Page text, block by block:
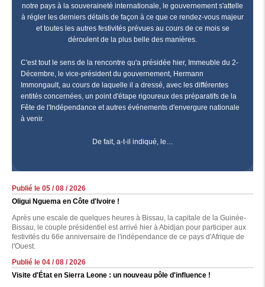
notre pays à la souveraineté internationale, le gouvernement s'attelle
à régler les derniers détails de façon à ce que ce rendez-vous majeur
et toutes les autres festivités prévues au cours de ce mois se
déroulent de la plus belle des manières.
C'est tout le sens de la rencontre qu'a présidée hier, Immeuble du 2-
Décembre, le vice-président du gouvernement, Hermann
Immongault, au cours de laquelle il a dressé, avec les différentes
entités concernées, un point d'étape rigoureux des préparatifs de la
Fête de l'Indépendance et autres événements d'envergure nationale
à venir.
De fait, a-t-il indiqué, le…
Publié le 05 / 08 / 2026
Oligui Nguema en Côte d'Ivoire !
Après une escale de quelques heures à Bissau, la capitale de la Guinée-
Bissau, le couple présidentiel est arrivé hier à Abidjan pour participer aux
festivités du 66e anniversaire de l'indépendance de ce pays d'Afrique de
l'Ouest.
Publié le 04 / 08 / 2026
Visite d'État en Sierra Leone : un nouveau pôle d'influence !